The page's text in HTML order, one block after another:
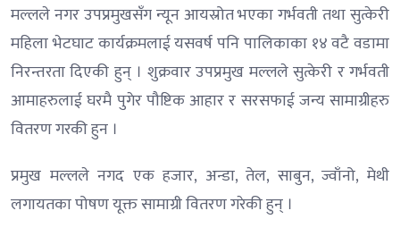
मल्लले नगर उपप्रमुखसँग न्यून आयस्रोत भएका गर्भवती तथा सुत्केरी
महिला भेटघाट कार्यक्रमलाई यसवर्ष पनि पालिकाका १४ वटै वडामा
निरन्तरता दिएकी हुन् । शुक्रवार उपप्रमुख मल्लले सुत्केरी र गर्भवती
आमाहरुलाई घरमै पुगेर पौष्टिक आहार र सरसफाई जन्य सामाग्रीहरु
वितरण गरकी हुन ।
प्रमुख मल्लले नगद एक हजार, अन्डा, तेल, साबुन, ज्वाँनो, मेथी
लगायतका पोषण यूक्त सामाग्री वितरण गरेकी हुन् ।